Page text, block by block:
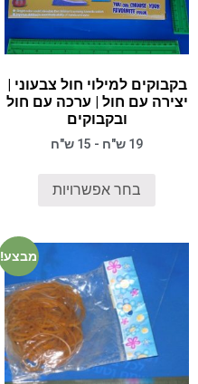
בקבוקים למילוי חול צבעוני |
יצירה עם חול | ערכה עם חול
ובקבוקים
19 ש"ח - 15 ש"ח
בחר אפשרויות
מבצע!